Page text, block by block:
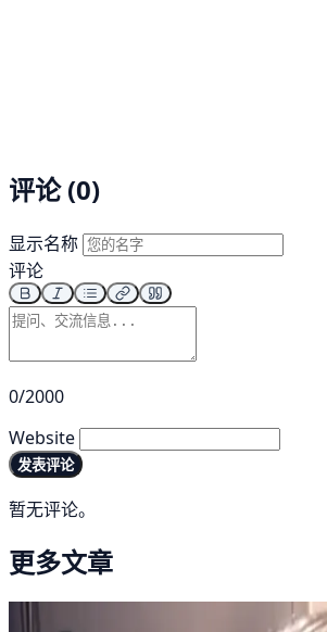
评论 (0)
显示名称
评论
0/2000
Website
发表评论
暂无评论。
更多文章